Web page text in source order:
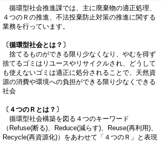
循環型社会推進課では、主に廃棄物の適正処理、
４つのＲの推進、不法投棄防止対策の推進に関する
業務を行っています。
〔循環型社会とは？〕
捨てるものができる限り少なくなり、やむを得ず
捨てるゴミはリユースやリサイクルされ、どうして
も使えないゴミは適正に処分されることで、天然資
源の消費や環境への負担ができる限り少なくできる
社会
〔４つのＲとは？〕
循環型社会構築を図る４つのキーワード
（Refuse(断る)、Reduce(減らす)、Reuse(再利用)、
Recycle(再資源化)）をあわせて「４つのＲ」と表現